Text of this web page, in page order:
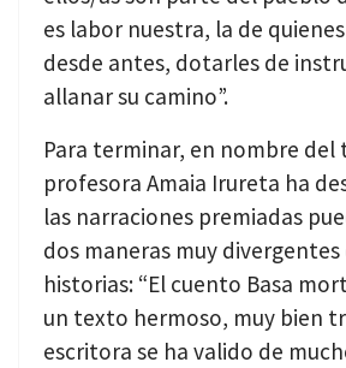
es labor nuestra, la de
desde antes, dotarles de
allanar su camino”.
Para terminar, en nombre del
profesora Amaia Irureta ha
las narraciones premiadas
dos maneras muy
historias: “El cuento Basa
un texto hermoso, muy bien
escritora se ha valido de